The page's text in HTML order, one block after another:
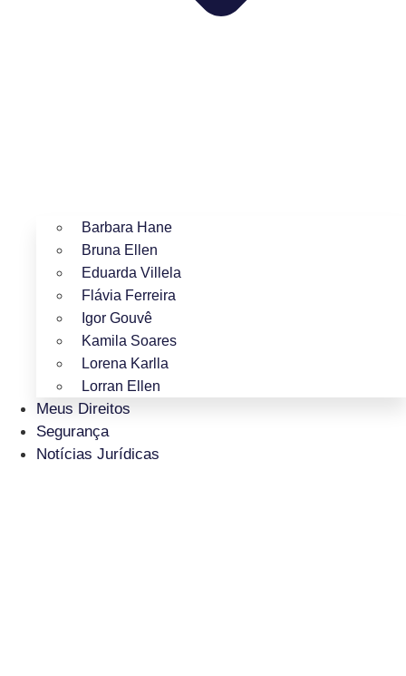
Barbara Hane
Bruna Ellen
Eduarda Villela
Flávia Ferreira
Igor Gouvê
Kamila Soares
Lorena Karlla
Lorran Ellen
Meus Direitos
Segurança
Notícias Jurídicas